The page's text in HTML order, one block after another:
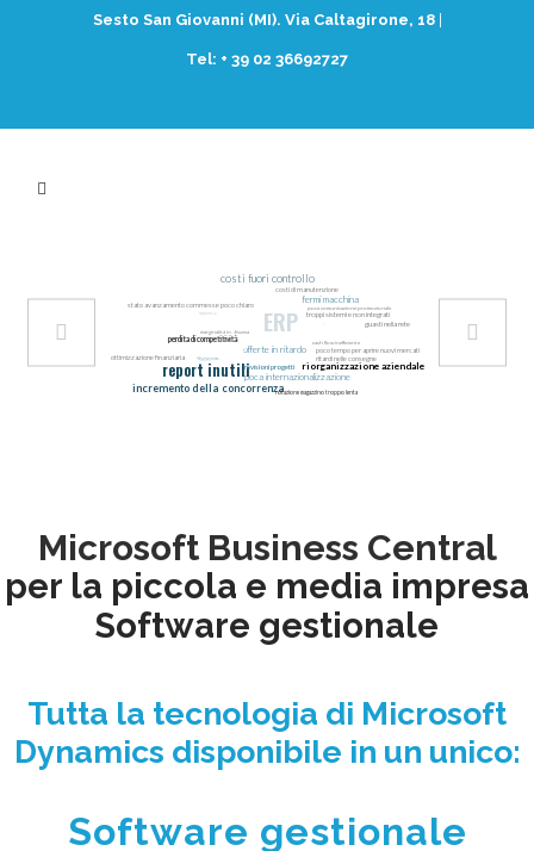
Sesto San Giovanni (MI). Via Caltagirone, 18|
Tel: + 39 02 36692727
costi fuori controllo
fornitori inefficienticosti di manutenzione
cash flow inefficiente
fermi macchina
guasti nella rete
incertezza sui dati
interruzioni di servizio ERP
incremento della concorrenza
marginalità in discesa
offerte in ritardo
ottimizzazione finanziaria
ottimizzazione risorse umane
perdita di competitività
poca comunicazione promozionale
poca internazionalizzazione
processi inefficienti
poco tempo per aprire nuovi mercati
report inutilirevisioni progetti
riduzione scorte
riorganizzazione aziendale
scarsità di nuovi clienti
ritardi nelle consegne
rotazione magazzino troppo lenta
stato avanzamento commesse poco chiaro
troppi sistemi e non integrati
Microsoft Business Central
per la piccola e media impresa
Software gestionale
Tutta la tecnologia di Microsoft
Dynamics disponibile in un unico:
Software gestionale